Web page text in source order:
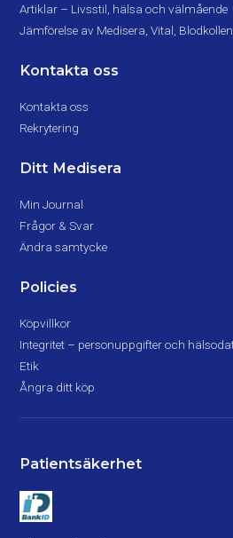
Artiklar – Livsstil, hälsa och välmående
Jämförelse av Medisera, Vital,
Kontakta oss
Kontakta oss
Rekrytering
Ditt Medisera
Min Journal
Frågor & Svar
Ändra samtycke
Policies
Köpvillkor
Integritet – personuppgifter och
Etik
Ångra ditt köp
Patientsäkerhet